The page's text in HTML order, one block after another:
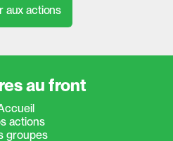
aux actions
au front
actions
groupes